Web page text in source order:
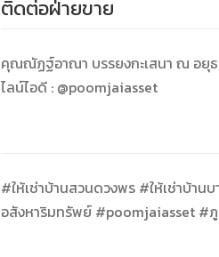
ติดต่อฝ่ายขาย
คุณณัฏฐ์อาณา บรรยงกะเสนา ณ อยุ
ไลน์ไอดี : @poomjaiasset
#ให้เช่าบ้านสวนดวงพร #ให้เช่าบ้าน
อสังหาริมทรัพย์ #poomjaiasset #ภู